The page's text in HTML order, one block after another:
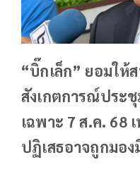
“บิ๊กเล็ก” ยอมให้
สังเกตการณ์ประ
เฉพาะ 7 ส.ค. 68
ปฏิเสธอาจถูกมอ